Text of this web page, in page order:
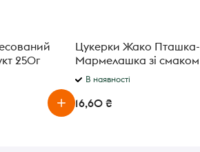
250г
Цукерки Жако Пташка-
Мармелашка зі смаком
лимона
В наявності
16,60 ₴